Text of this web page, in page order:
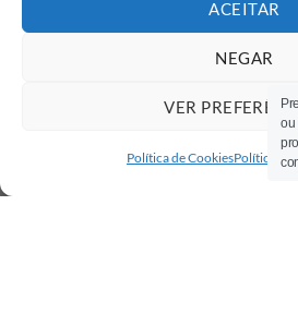
ACEITAR
NEGAR
VER
Política de CookiesPolítica de
ou